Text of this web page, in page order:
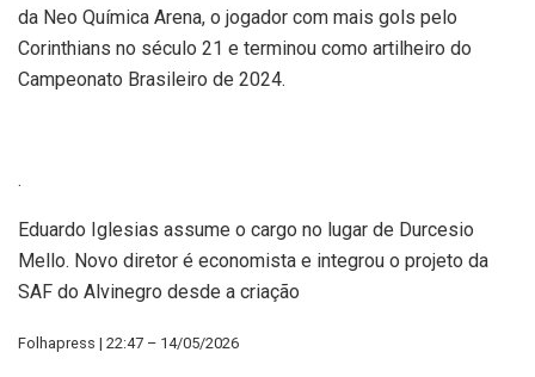
da Neo Química Arena, o jogador com mais gols pelo
Corinthians no século 21 e terminou como artilheiro do
Campeonato Brasileiro de 2024.
.
Eduardo Iglesias assume o cargo no lugar de Durcesio
Mello. Novo diretor é economista e integrou o projeto da
SAF do Alvinegro desde a criação
Folhapress | 22:47 – 14/05/2026